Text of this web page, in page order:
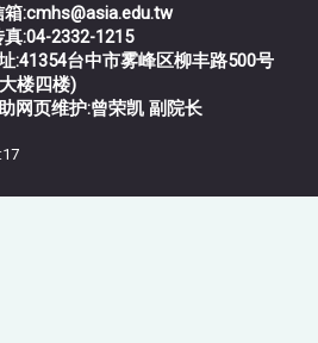
真:04-2332-1215
台中市雾峰区柳丰路500号
楼四楼)
护:曾荣凯 副院长